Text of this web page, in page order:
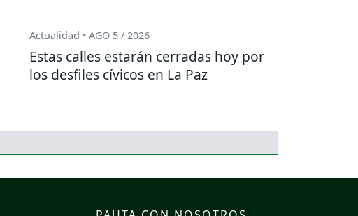
Actualidad • AGO 5 / 2026
Estas calles estarán cerradas hoy por
los desfiles cívicos en La Paz